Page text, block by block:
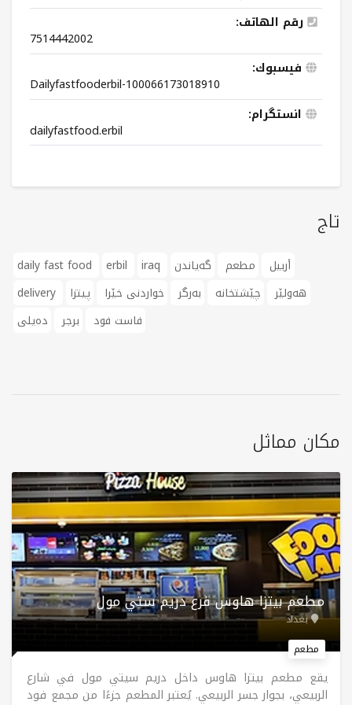
رقم الهاتف:
7514442002
فيسبوك:
Dailyfastfooderbil-100066173018910
انستگرام:
dailyfastfood.erbil
تاج
daily fast food erbil iraq أربیل مطعم
گەیاندن
delivery
هەولێر چێشتخانە بەرگر خواردنی خێرا
پیتزا
فاست فود
برجر دەیلی
مكان مماثل
مطعم بيتزا هاوس فرع دریم ستي مول
بغداد
مطعم
يقع مطعم بيتزا هاوس داخل دريم سيتي مول في شارع
الربيعي، بجوار جسر الربيعي. يُعتبر المطعم جزءًا من مجمع فود